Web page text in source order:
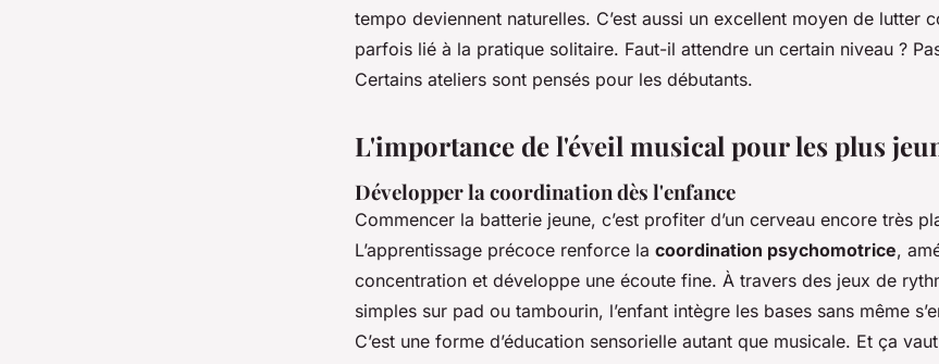
tempo deviennent naturelles. C’est aussi un excellent moyen de lutter
parfois lié à la pratique solitaire. Faut-il attendre un certain niveau ?
Certains ateliers sont pensés pour les débutants.
L'importance de l'éveil musical pour les plus
Développer la coordination dès l'enfance
Commencer la batterie jeune, c’est profiter d’un cerveau encore très
L’apprentissage précoce renforce la coordination psychomotrice,
concentration et développe une écoute fine. À travers des jeux de
simples sur pad ou tambourin, l’enfant intègre les bases sans même
C’est une forme d’éducation sensorielle autant que musicale. Et ça